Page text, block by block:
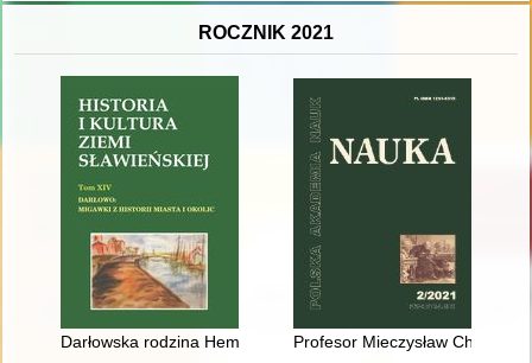
ROCZNIK 2021
Darłowska rodzina Hemptenmacherów i jej wpływ na życie
Profesor Mieczysław Chorąży